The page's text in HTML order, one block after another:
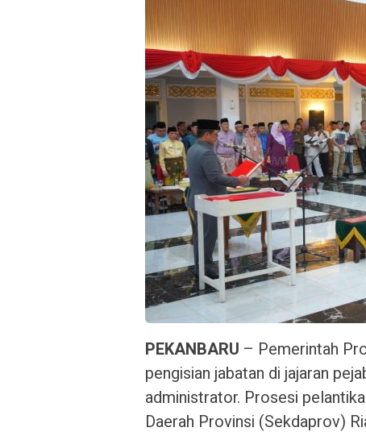
PEKANBARU – Pemerintah
pengisian jabatan di jajaran
administrator. Prosesi
Daerah Provinsi (Sekdaprov)